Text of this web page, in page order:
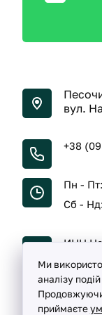
вул.
+38
Пн -
Сб -
ИНН
Ми
аналізу
приймаєте